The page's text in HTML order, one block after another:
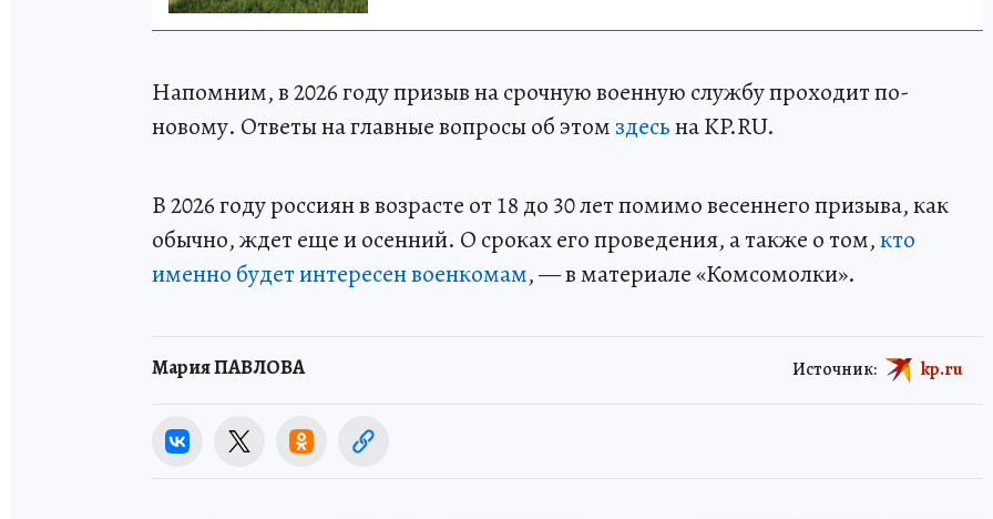
Напомним, в 2026 году призыв на срочную военную службу проходит по-
новому. Ответы на главные вопросы об этом здесьна KP.RU.
В 2026 году россиян в возрасте от 18 до 30 лет помимо весеннего призыва, как
обычно, ждет еще и осенний. О сроках его проведения, а также о том,кто
именно будет интересен военкомам, — в материале «Комсомолки».
Мария ПАВЛОВА Источник: kp.ru